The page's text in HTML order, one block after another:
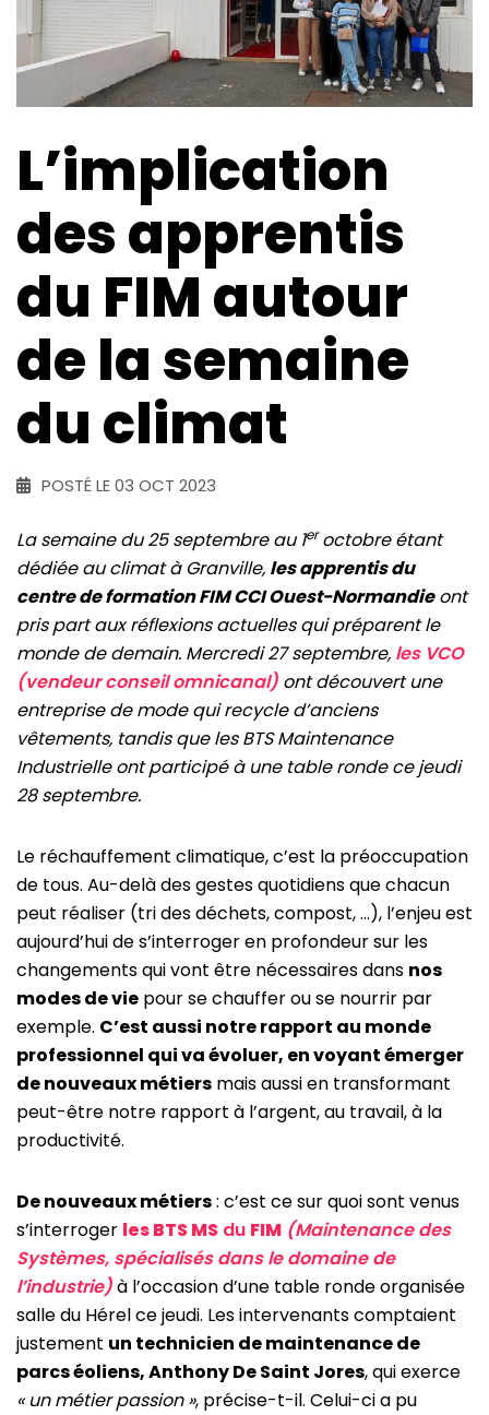
L’implication
des apprentis
du FIM autour
de la semaine
du climat
POSTÉ LE 03 OCT 2023
La semaine du 25 septembre au 1eroctobre étant
dédiée au climat à Granville, les apprentis du
centre de formation FIM CCI Ouest-Normandieont
pris part aux réflexions actuelles qui préparent le
monde de demain. Mercredi 27 septembre, les VCO
(vendeur conseil omnicanal) ont découvert une
entreprise de mode qui recycle d’anciens
vêtements, tandis que les BTS Maintenance
Industrielle ont participé à une table ronde ce jeudi
28 septembre.
Le réchauffement climatique, c’est la préoccupation
de tous. Au-delà des gestes quotidiens que chacun
peut réaliser (tri des déchets, compost, …), l’enjeu est
aujourd’hui de s’interroger en profondeur sur les
changements qui vont être nécessaires dans nos
modes de vie pour se chauffer ou se nourrir par
exemple. C’est aussi notre rapport au monde
professionnel qui va évoluer, en voyant émerger
de nouveaux métiers mais aussi en transformant
peut-être notre rapport à l’argent, au travail, à la
productivité.
De nouveaux métiers: c’est ce sur quoi sont venus
s’interroger les BTS MS du FIM (Maintenance des
Systèmes, spécialisés dans le domaine de
l’industrie)à l’occasion d’une table ronde organisée
salle du Hérel ce jeudi. Les intervenants comptaient
justement un technicien de maintenance de
parcs éoliens, Anthony De Saint Jores, qui exerce
« un métier passion », précise-t-il. Celui-ci a pu